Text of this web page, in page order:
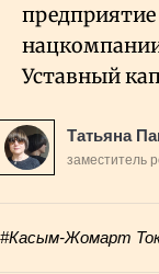
Уставный
Татьяна
заместитель
#Касым-Жомарт